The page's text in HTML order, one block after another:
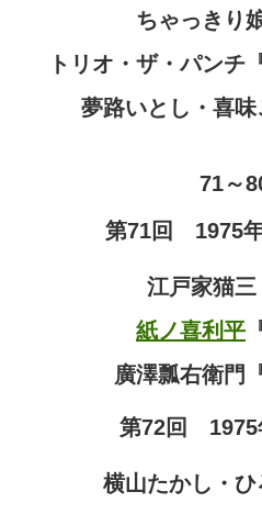
ちゃっきり
トリオ・ザ・パンチ
夢路いとし・喜味
71～
第71回 1975
江戸家猫三
紙ノ喜利平
廣澤瓢右衛門
第72回 1975
横山たかし・ひ